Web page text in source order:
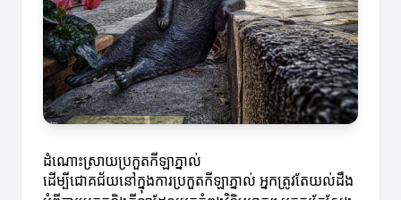
ដំណោះស្រាយប្រកួតកីឡាភ្នាល់
ដើម្បីជោគជ័យនៅក្នុងការប្រកួតកីឡាភ្នាល់ អ្នកត្រូវតែយល់ដឹង